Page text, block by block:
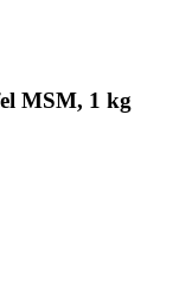
MSM, 1 kg